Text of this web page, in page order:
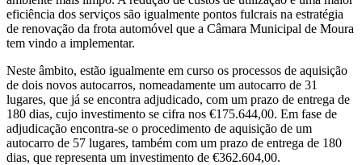
eficiência dos serviços são igualmente pontos fulcrais na estratégia
de renovação da frota automóvel que a Câmara Municipal de Moura
tem vindo a implementar.
Neste âmbito, estão igualmente em curso os processos de aquisição
de dois novos autocarros, nomeadamente um autocarro de 31
lugares, que já se encontra adjudicado, com um prazo de entrega de
180 dias, cujo investimento se cifra nos €175.644,00. Em fase de
adjudicação encontra-se o procedimento de aquisição de um
autocarro de 57 lugares, também com um prazo de entrega de 180
dias, que representa um investimento de €362.604,00.